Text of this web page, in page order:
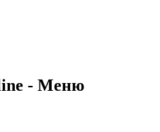
- Меню